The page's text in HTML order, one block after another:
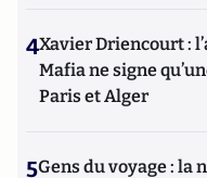
4Xavier Driencourt :
Mafia ne signe
Paris et Alger
5Gens du voyage :